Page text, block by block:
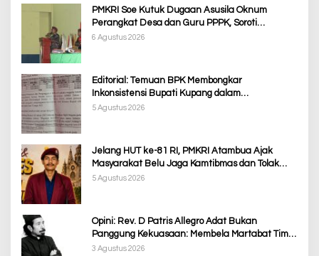
PMKRI Soe Kutuk Dugaan Asusila Oknum
Perangkat Desa dan Guru PPPK, Soroti
Ketimpangan Penanganan Pemkab TTS
6 Agustus 2026
Editorial: Temuan BPK Membongkar
Inkonsistensi Bupati Kupang dalam
Menjalankan Regulasi
5 Agustus 2026
Jelang HUT ke-81 RI, PMKRI Atambua Ajak
Masyarakat Belu Jaga Kamtibmas dan Tolak
Provokasi
5 Agustus 2026
Opini: Rev. D Patris Allegro Adat Bukan
Panggung Kekuasaan: Membela Martabat Timor
dari Politik Simbolik
3 Agustus 2026